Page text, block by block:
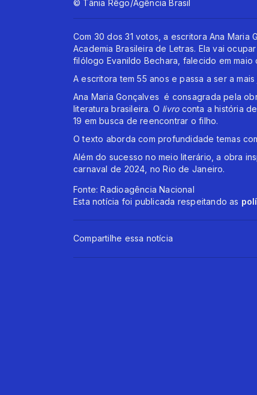
© Tânia Rêgo/Agência Brasil
Com 30 dos 31 votos, a escritora Ana Maria
Academia Brasileira de Letras. Ela vai
filólogo Evanildo Bechara, falecido em maio
A escritora tem 55 anos e passa a ser a
Ana Maria Gonçalves é consagrada pela
literatura brasileira. O livro conta a história
19 em busca de reencontrar o filho.
O texto aborda com profundidade temas
Além do sucesso no meio literário, a obra
carnaval de 2024, no Rio de Janeiro.
Fonte: Radioagência Nacional
Esta notícia foi publicada respeitando as
Compartilhe essa notícia